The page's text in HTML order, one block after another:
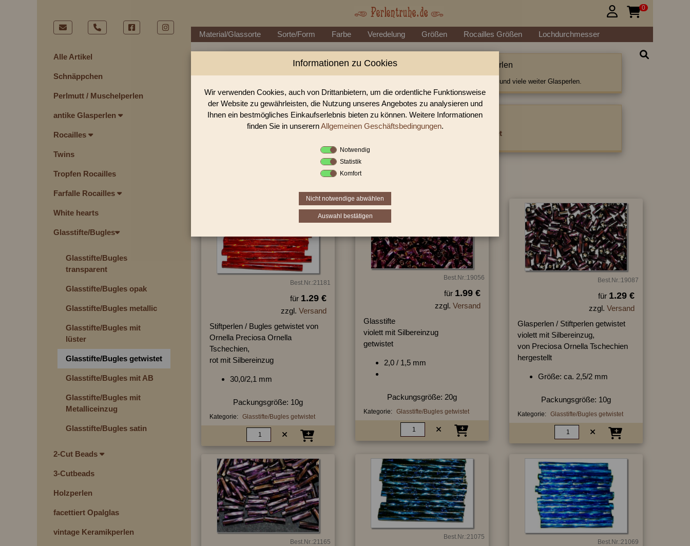
Alle Artikel
Schnäppchen
Perlmutt / Muschelperlen
antike Glasperlen
Rocailles
Twins
Tropfen Rocailles
Farfalle Rocailles
White hearts
Glasstifte/Bugles
Glasstifte/Bugles
transparent
Glasstifte/Bugles opak
Glasstifte/Bugles metallic
Glasstifte/Bugles mit
lüster
Glasstifte/Bugles getwistet
Glasstifte/Bugles mit AB
Glasstifte/Bugles mit
Metalliceinzug
Glasstifte/Bugles satin
2-Cut Beads
3-Cutbeads
Holzperlen
facettiert Opalglas
vintage Keramikperlen
 0
Material/Glassorte Sorte/Form Farbe Veredelung Größen Rocailles Größen Lochdurchmesser
Perlen Shop für Glasstifte/Bugles getwistet Perlen
In unserem Perlen Shop finden sie zahlreich Glasstifte/Bugles getwistet Perlen und viele weiter Glasperlen.
Sie befinden sich in folgender Kategorie:
Glasstifte/Bugles getwistet
Best.Nr.:21181
für 1.29 €
zzgl. Versand
Stiftperlen / Bugles getwistet von
Ornella Preciosa Ornella
Tschechien,
rot mit Silbereinzug
30,0/2,1 mm
Packungsgröße: 10g
Kategorie: Glasstifte/Bugles getwistet
Best.Nr.:19056
für 1.99 €
zzgl. Versand
Glasstifte
violett mit Silbereinzug
getwistet
2,0 / 1,5 mm
Packungsgröße: 20g
Kategorie: Glasstifte/Bugles getwistet
Best.Nr.:19087
für 1.29 €
zzgl. Versand
Glasperlen / Stiftperlen getwistet
violett mit Silbereinzug,
von Preciosa Ornella Tschechien
hergestellt
Größe: ca. 2,5/2 mm
Packungsgröße: 10g
Kategorie: Glasstifte/Bugles getwistet
Best.Nr.:21165
Best.Nr.:21075
Best.Nr.:21069
Informationen zu Cookies
Wir verwenden Cookies, auch von Drittanbietern, um die ordentliche Funktionsweise
der Website zu gewährleisten, die Nutzung unseres Angebotes zu analysieren und
Ihnen ein bestmögliches Einkaufserlebnis bieten zu können. Weitere Informationen
finden Sie in unserernAllgemeinen Geschäftsbedingungen.
Notwendig
Statistik
Komfort
Nicht notwendige abwählen
Auswahl bestätigen